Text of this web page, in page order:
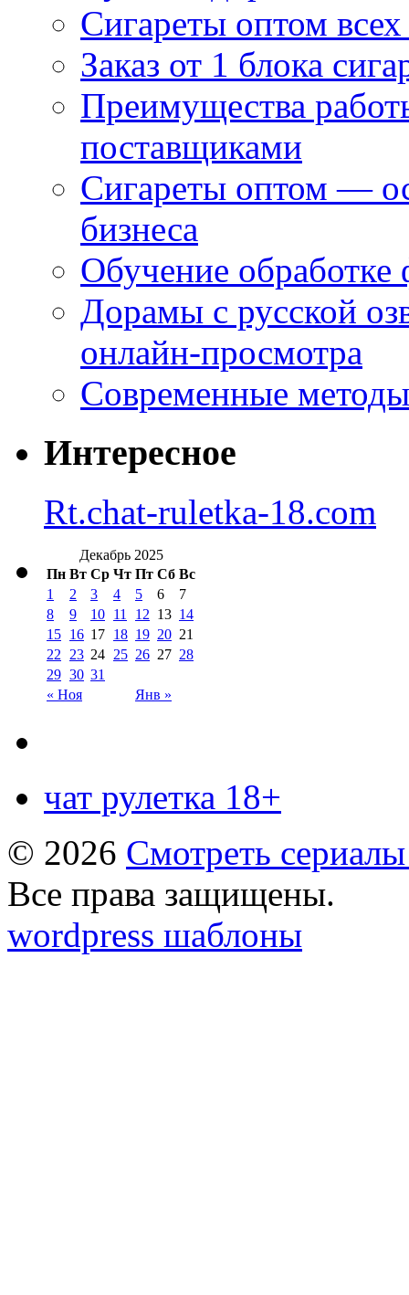
Сигареты оптом
Заказ от 1 блока
Преимущества
поставщиками
Сигареты оптом —
бизнеса
Обучение
Дорамы с русской
онлайн-просмотра
Современные
Интересное
Rt.chat-ruletka-18.com
Декабрь 2025
Пн Вт Ср Чт Пт Сб Вс
« Ноя Янв »
1 2 3 4 5 6
7
8
9 10 11 12 13 14
15 16 17 18 19 20 21
22
23 24 25 26 27 28
29 30 31
чат рулетка 18+
© 2026 Смотреть
Все права защищены.
wordpress шаблоны